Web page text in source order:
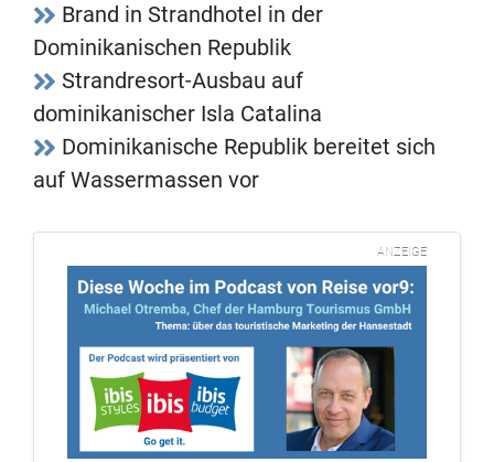
Brand in Strandhotel in der
Dominikanischen Republik
Strandresort-Ausbau auf
dominikanischer Isla Catalina
Dominikanische Republik bereitet sich
auf Wassermassen vor
ANZEIGE